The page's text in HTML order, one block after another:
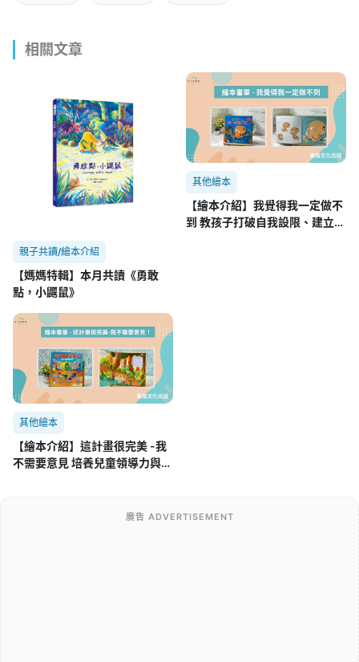
相關文章
親子共讀/繪本介紹
【媽媽特輯】本月共讀《勇敢
點，小鼴鼠》
其他繪本
【繪本介紹】我覺得我一定做不
到 教孩子打破自我設限、建立自
其他繪本
【繪本介紹】這計畫很完美 -我
不需要意見 培養兒童領導力與團
廣告 ADVERTISEMENT